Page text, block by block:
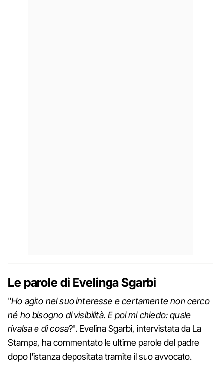
Le parole di Evelinga Sgarbi
"Ho agito nel suo interesse e certamente non cerco
né ho bisogno di visibilità. E poi mi chiedo: quale
rivalsa e di cosa?". Evelina Sgarbi, intervistata da La
Stampa, ha commentato le ultime parole del padre
dopo l'istanza depositata tramite il suo avvocato.